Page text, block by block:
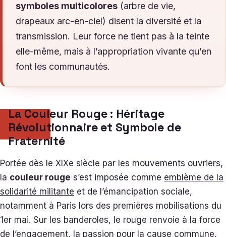
symboles multicolores (arbre de vie,
drapeaux arc-en-ciel) disent la diversité et la
transmission. Leur force ne tient pas à la teinte
elle-même, mais à l’appropriation vivante qu’en
font les communautés.
La Couleur Rouge : Héritage
Révolutionnaire et Symbole de
Fraternité
Portée dès le XIXe siècle par les mouvements ouvriers,
la couleur rouge s’est imposée comme emblème de la
solidarité militante et de l’émancipation sociale,
notamment à Paris lors des premières mobilisations du
1er mai. Sur les banderoles, le rouge renvoie à la force
de l’engagement, la passion pour la cause commune,